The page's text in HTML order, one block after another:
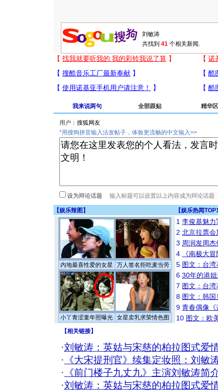
共找到 41 个相关新闻.
我来说两句 全部跟贴 精华区
用户：
*用搜狗拼音输入法发帖子，体验更流畅的中文输入>>
设为辩论话题
【娱乐辣图 】 【娱乐热闻
内地最喜性爱的女星 万人签名拒吃麦当劳
小丫青涩童年照曝光 女星卖乳求荣情色图
1 李俊基魅力
2 北京拉票
3 周润发周
4
《南极大
5 图文：台
6 30年的港
7 图文：台
8 图文：韩
9 青春偶像《
10 图文：欧
【相关链接】
·刘敏涛：英姑与宋慈的柏拉图式爱
· 《大宋提刑官》续集定妆照：刘敏
· 《前门楼子九丈九》主演刘敏涛简
·刘敏涛：英姑与宋慈的柏拉图式爱